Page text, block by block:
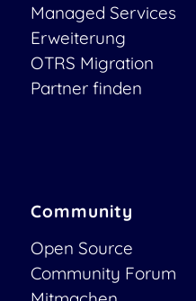
Managed Services
Erweiterung
OTRS Migration
Partner finden
Community
Open Source
Community Forum